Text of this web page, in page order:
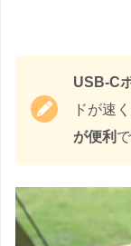
USB-C
ドが速く
が便利